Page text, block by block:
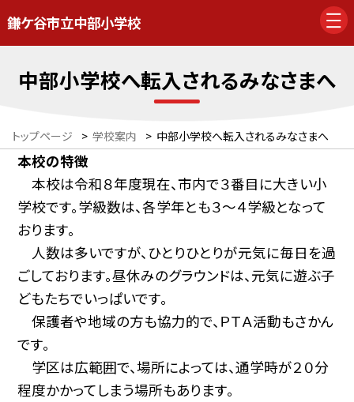
鎌ケ谷市立中部小学校
中部小学校へ転入されるみなさまへ
トップページ > 学校案内 > 中部小学校へ転入されるみなさまへ
本校の特徴
本校は令和８年度現在、市内で３番目に大きい小
学校です。学級数は、各学年とも３〜４学級となって
おります。
人数は多いですが、ひとりひとりが元気に毎日を過
ごしております。昼休みのグラウンドは、元気に遊ぶ子
どもたちでいっぱいです。
保護者や地域の方も協力的で、ＰＴＡ活動もさかん
です。
学区は広範囲で、場所によっては、通学時が２０分
程度かかってしまう場所もあります。